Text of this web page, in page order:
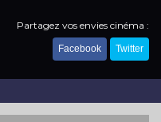
Partagez vos envies cinéma :
Facebook Twitter